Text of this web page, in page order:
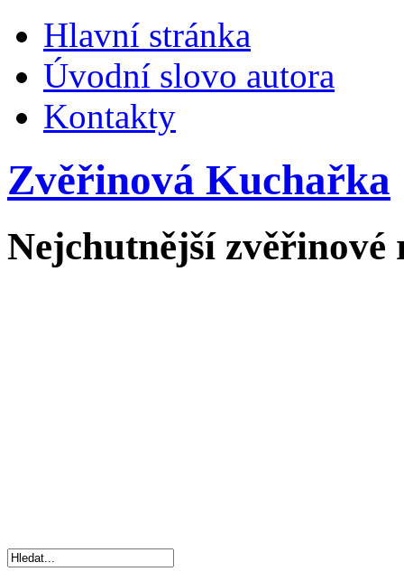
Hlavní stránka
Úvodní slovo autora
Kontakty
Zvěřinová Kuchařka
Nejchutnější zvěřinové